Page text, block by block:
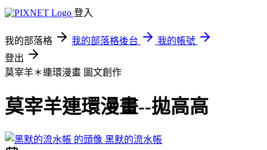
登入
我的部落格 我的部落格後台
我的帳號
登出
莫宰羊＊連環漫畫 圖文創作
莫宰羊連環漫畫--拋高高
黑默的流水帳